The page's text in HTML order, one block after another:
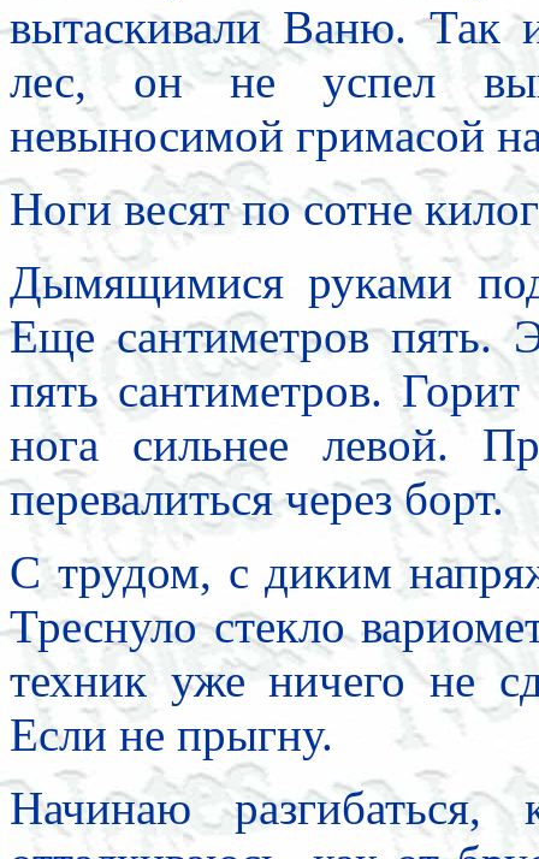
вытаскивали Ваню. Так
лес, он не успел
невыносимой гримасой
Ноги весят по сотне
Дымящимися руками
Еще сантиметров пять.
пять сантиметров.
нога сильнее левой.
перевалиться через борт.
С трудом, с диким
Треснуло стекло
техник уже ничего не
Если не прыгну.
Начинаю